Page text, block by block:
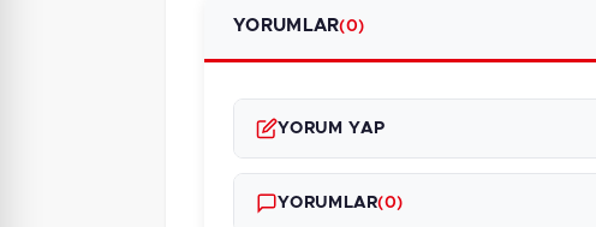
YORUMLAR(0)
YORUM YAP
YORUMLAR(0)